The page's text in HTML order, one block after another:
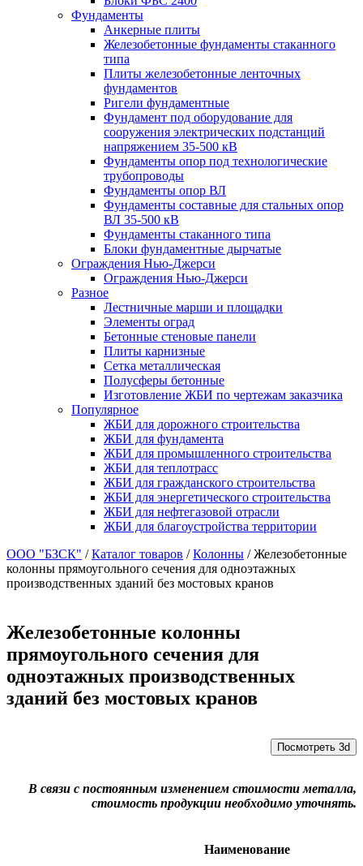
Фундаменты
Анкерные плиты
Железобетонные фундаменты стаканного
типа
Плиты железобетонные ленточных
фундаментов
Ригели фундаментные
Фундамент под оборудование для
сооружения электрических подстанций
напряжением 35-500 кВ
Фундаменты опор под технологические
трубопроводы
Фундаменты опор ВЛ
Фундаменты составные для стальных опор
ВЛ 35-500 кВ
Фундаменты стаканного типа
Блоки фундаментные дырчатые
Ограждения Нью-Джерси
Ограждения Нью-Джерси
Разное
Лестничные марши и площадки
Элементы оград
Бетонные стеновые панели
Плиты карнизные
Сетка металлическая
Полусферы бетонные
Изготовление ЖБИ по чертежам заказчика
Популярное
ЖБИ для дорожного строительства
ЖБИ для фундамента
ЖБИ для промышленного строительства
ЖБИ для теплотрасс
ЖБИ для гражданского строительства
ЖБИ для энергетического строительства
ЖБИ для нефтегазовой отрасли
ЖБИ для благоустройства территории
ООО "БЗСК" /Каталог товаров /Колонны /Железобетонные
колонны прямоугольного сечения для одноэтажных
производственных зданий без мостовых кранов
Железобетонные колонны
прямоугольного сечения для
одноэтажных производственных
зданий без мостовых кранов
Посмотреть 3d
В связи с постоянным изменением стоимости металла,
стоимость продукции необходимо уточнять.
Наименование